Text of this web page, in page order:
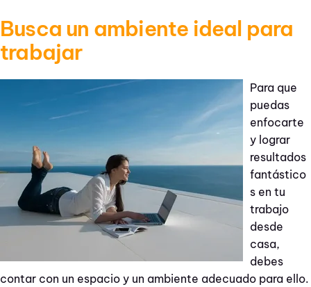
Busca un ambiente ideal para
trabajar
Para que
puedas
enfocarte
y lograr
resultados
fantástico
s en tu
trabajo
desde
casa,
debes
contar con un espacio y un ambiente adecuado para ello.